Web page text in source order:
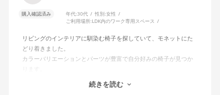
購入確認済み 年代:30代 性別:女性
ご利用場所:LDK内のワーク専用スペース
リビングのインテリアに馴染む椅子を探していて、モネットにた
どり着きました。
カラーバリエーションとパーツが豊富で自分好みの椅子が見つか
オフィスチェアにしては比較的コンパクトで家に置くのに最適で
した、座り心地も良く大変気に入っています。
続きを読む